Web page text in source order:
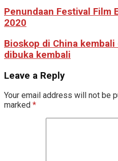
Penundaan Festival Film
2020
Bioskop di China
dibuka kembali
Leave a Reply
Your email address will not be
marked *